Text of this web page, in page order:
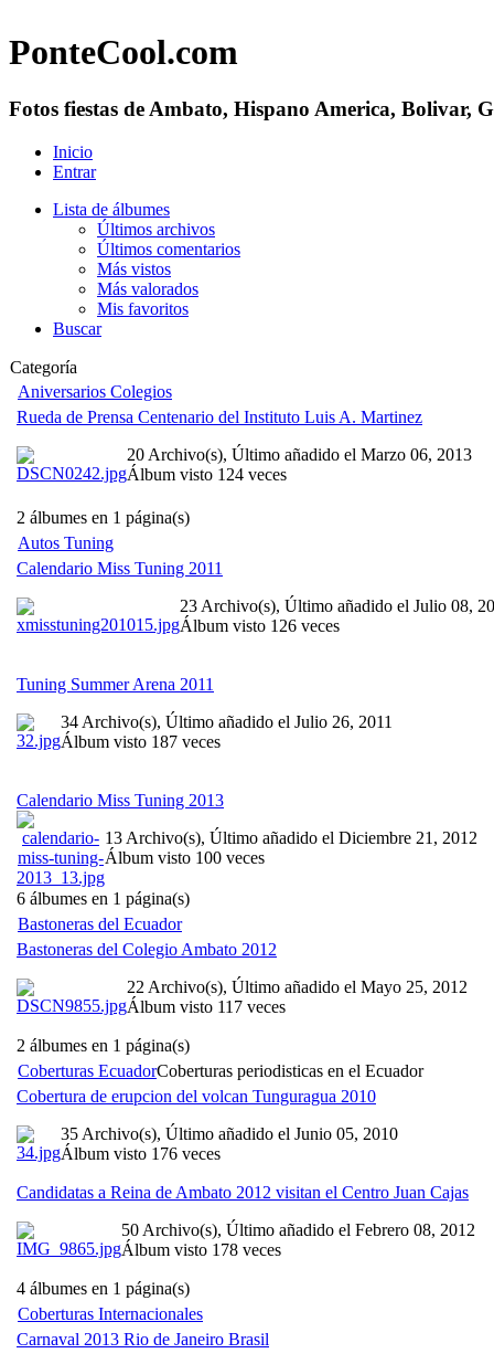
PonteCool.com
Fotos fiestas de Ambato, Hispano America, Bolivar,
Inicio
Entrar
Lista de álbumes
Últimos archivos
Últimos comentarios
Más vistos
Más valorados
Mis favoritos
Buscar
Categoría
Aniversarios Colegios
Rueda de Prensa Centenario del Instituto Luis A. Martinez
20 Archivo(s), Último añadido el Marzo 06, 2013
Álbum visto 124 veces
2 álbumes en 1 página(s)
Autos Tuning
Calendario Miss Tuning 2011
23 Archivo(s), Último añadido el Julio 08,
Álbum visto 126 veces
Tuning Summer Arena 2011
34 Archivo(s), Último añadido el Julio 26, 2011
Álbum visto 187 veces
Calendario Miss Tuning 2013
13 Archivo(s), Último añadido el Diciembre 21, 2012
Álbum visto 100 veces
6 álbumes en 1 página(s)
Bastoneras del Ecuador
Bastoneras del Colegio Ambato 2012
22 Archivo(s), Último añadido el Mayo 25, 2012
Álbum visto 117 veces
2 álbumes en 1 página(s)
Coberturas EcuadorCoberturas periodisticas en el Ecuador
Cobertura de erupcion del volcan Tunguragua 2010
35 Archivo(s), Último añadido el Junio 05, 2010
Álbum visto 176 veces
Candidatas a Reina de Ambato 2012 visitan el Centro Juan Cajas
50 Archivo(s), Último añadido el Febrero 08, 2012
Álbum visto 178 veces
4 álbumes en 1 página(s)
Coberturas Internacionales
Carnaval 2013 Rio de Janeiro Brasil